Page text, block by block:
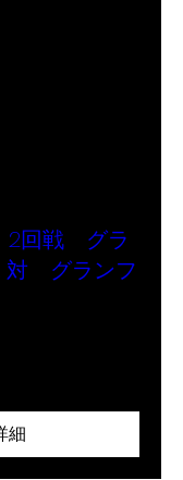
2回戦 グラ
対 グランフ
細